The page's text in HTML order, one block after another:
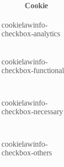
Cookie
cookielawinfo-
checkbox-analytics
cookielawinfo-
checkbox-functional
cookielawinfo-
checkbox-necessary
cookielawinfo-
checkbox-others